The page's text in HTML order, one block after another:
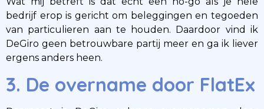
bedrijf erop is gericht om beleggingen en tegoeden
van particulieren aan te houden. Daardoor vind ik
DeGiro geen betrouwbare partij meer en ga ik liever
ergens anders heen.
3. De overname door FlatEx